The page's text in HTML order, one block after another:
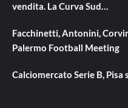
vendita. La Curva Sud…
Facchinetti, Antonini,
Palermo Football Meeting
Calciomercato Serie B,